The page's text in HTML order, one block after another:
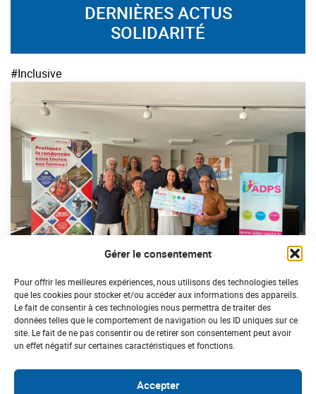
Gérer le consentement
Pour offrir les meilleures expériences, nous utilisons des technologies telles
que les cookies pour stocker et/ou accéder aux informations des appareils.
Le fait de consentir à ces technologies nous permettra de traiter des
données telles que le comportement de navigation ou les ID uniques sur ce
site. Le fait de ne pas consentir ou de retirer son consentement peut avoir
un effet négatif sur certaines caractéristiques et fonctions.
Accepter
DERNIÈRES ACTUS
SOLIDARITÉ
#Inclusive
Randonnée et handicap : l’ADPS s’engage
aux côtés de la FFRandonnée de l’Aude
#inclusion